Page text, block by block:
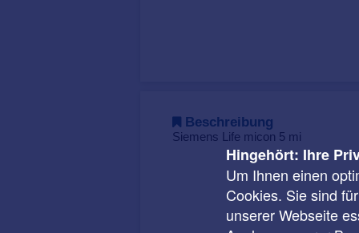
Beschreibung
Siemens Life micon 5 mi
Hingehört: Ihre
Um Ihnen einen
Cookies. Sie sind
unserer Webseite